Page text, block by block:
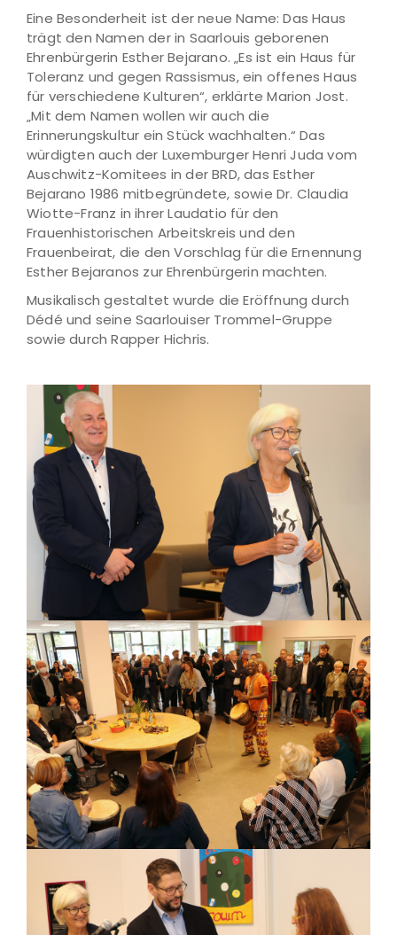
Eine Besonderheit ist der neue Name: Das Haus
trägt den Namen der in Saarlouis geborenen
Ehrenbürgerin Esther Bejarano. „Es ist ein Haus für
Toleranz und gegen Rassismus, ein offenes Haus
für verschiedene Kulturen“, erklärte Marion Jost.
„Mit dem Namen wollen wir auch die
Erinnerungskultur ein Stück wachhalten.“ Das
würdigten auch der Luxemburger Henri Juda vom
Auschwitz-Komitees in der BRD, das Esther
Bejarano 1986 mitbegründete, sowie Dr. Claudia
Wiotte-Franz in ihrer Laudatio für den
Frauenhistorischen Arbeitskreis und den
Frauenbeirat, die den Vorschlag für die Ernennung
Esther Bejaranos zur Ehrenbürgerin machten.
Musikalisch gestaltet wurde die Eröffnung durch
Dédé und seine Saarlouiser Trommel-Gruppe
sowie durch Rapper Hichris.